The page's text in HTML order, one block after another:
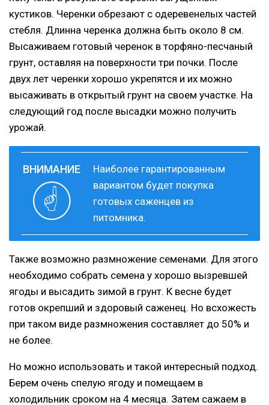
кустиков. Черенки обрезают с одеревенелых частей
стебля. Длинна черенка должна быть около 8 см.
Высаживаем готовый черенок в торфяно-песчаный
грунт, оставляя на поверхности три почки. После
двух лет черенки хорошо укрепятся и их можно
высаживать в открытый грунт на своем участке. На
следующий год после высадки можно получить
урожай.
Наиболее гарантированным
вариантом будет покупка
готовых саженцев из
питомника.
Также возможно размножение семенами. Для этого
необходимо собрать семена у хорошо вызревшей
ягоды и высадить зимой в грунт. К весне будет
готов окрепший и здоровый саженец. Но всхожесть
при таком виде размножения составляет до 50% и
не более.
Но можно использовать и такой интересный подход.
Берем очень спелую ягоду и помещаем в
холодильник сроком на 4 месяца. Затем сажаем в